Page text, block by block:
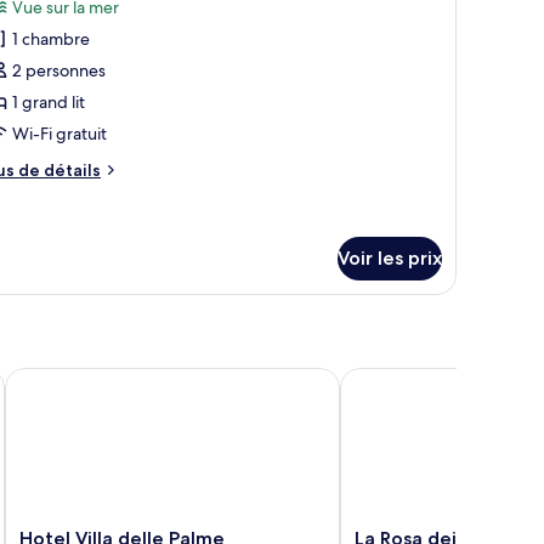
:
Vue sur la mer
1 chambre
2 personnes
1 grand lit
Wi-Fi gratuit
de détails
Voir les prix
Hotel
Hotel Villa delle Palme
Hotel Villa delle Palme
La
La Rosa dei Venti
La Rosa dei Venti